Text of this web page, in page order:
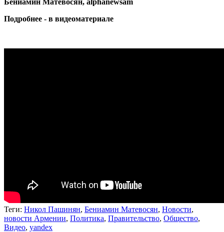
Бениамин Матевосян, alphanewsam
Подробнее - в видеоматериале
Теги: Никол Пашинян, Бениамин Матевосян, Новости,
новости Армении, Политика, Правительство, Общество,
Видео, yandex